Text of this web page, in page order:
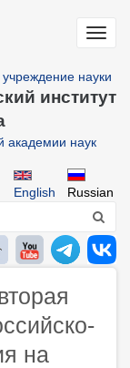
науки
институт
академии наук
Russian
English
на